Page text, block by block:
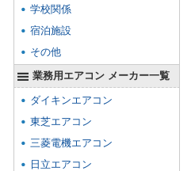
学校関係
宿泊施設
その他
業務用エアコン メーカー一覧
ダイキンエアコン
東芝エアコン
三菱電機エアコン
日立エアコン